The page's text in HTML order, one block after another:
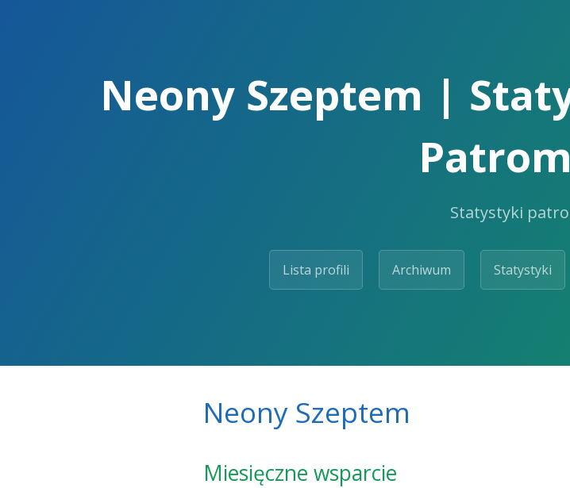
Neony Szeptem |
Statystyki
Lista profili Archiwum Statystyki
Neony Szeptem
Miesięczne wsparcie